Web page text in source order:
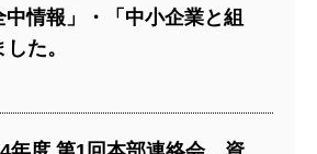
情報」・「中小企業と組
た。